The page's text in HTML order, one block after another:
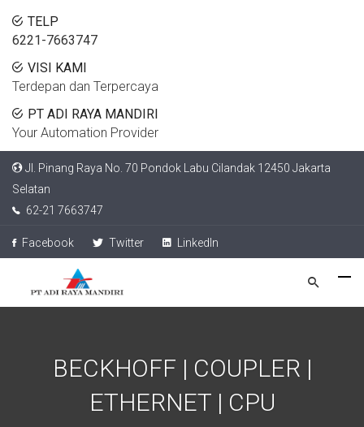
TELP
6221-7663747
VISI KAMI
Terdepan dan Terpercaya
PT ADI RAYA MANDIRI
Your Automation Provider
Jl. Pinang Raya No. 70 Pondok Labu Cilandak 12450 Jakarta
Selatan
62-21 7663747
Facebook Twitter LinkedIn
BECKHOFF | COUPLER |
ETHERNET | CPU